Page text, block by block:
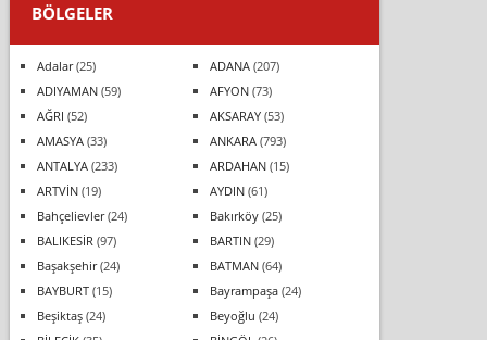
BÖLGELER
Adalar(25) ADANA(207)
ADIYAMAN(59) AFYON(73)
AĞRI (52) AKSARAY(53)
AMASYA(33) ANKARA(793)
ANTALYA(233) ARDAHAN(15)
ARTVİN(19) AYDIN(61)
Bahçelievler(24) Bakırköy(25)
BALIKESİR (97) BARTIN(29)
Başakşehir(24) BATMAN(64)
BAYBURT(15) Bayrampaşa(24)
Beşiktaş(24) Beyoğlu (24)